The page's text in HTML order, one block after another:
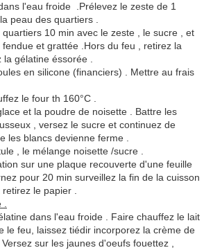
l'eau froide .Prélevez le zeste de 1
peau des quartiers .
10 min avec le zeste , le sucre , et
et grattée .Hors du feu , retirez la
gélatine éssorée .
en silicone (financiers) . Mettre au frais
le four th 160°C .
et la poudre de noisette . Battre les
, versez le sucre et continuez de
les blancs devienne ferme .
, le mélange noisette /sucre .
sur une plaque recouverte d'une feuille
pour 20 min surveillez la fin de la cuisson
retirez le papier .
dans l'eau froide . Faire chauffez le lait
le feu, laissez tiédir incorporez la crème de
sur les jaunes d'oeufs fouettez ,